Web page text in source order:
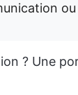
? Une